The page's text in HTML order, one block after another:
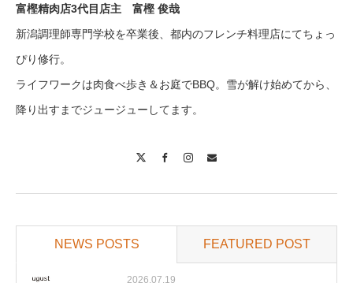
富樫精肉店3代目店主 富樫 俊哉
新潟調理師専門学校を卒業後、都内のフレンチ料理店にてちょっ
ぴり修行。
ライフワークは肉食べ歩き＆お庭でBBQ。雪が解け始めてから、
降り出すまでジュージューしてます。
NEWS POSTS FEATURED POST
2026.07.19